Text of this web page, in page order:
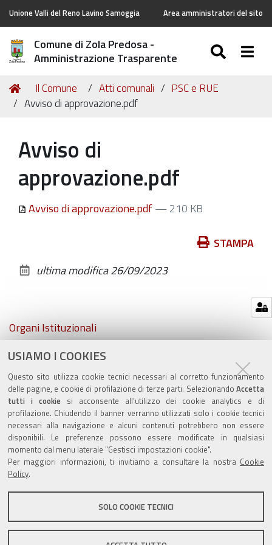
USIAMO I COOKIES
Questo sito utilizza cookie tecnici necessari al corretto funzionamento
delle pagine, e cookie di profilazione di terze parti. Selezionando Accetta
tutti i cookiesi acconsente all’utilizzo dei cookie analytics e di
profilazione. Chiudendo il banner verranno utilizzati solo i cookie tecnici
necessari alla navigazione e alcuni contenuti potrebbero non essere
disponibili. Le preferenze possono essere modificate in qualsiasi
momento dal menu laterale "Gestisci impostazioni cookie".
Per maggiori informazioni, ti invitiamo a consultare la nostra Cookie
Policy.
SOLO COOKIE TECNICI
Unione Valli del Reno Lavino Samoggia Area amministratori del sito
Comune di Zola Predosa -
Amministrazione Trasparente
Tu
sei
Home
Il Comune Atti comunali
PSC e RUE
Avviso di approvazione.pdf
Avviso di
approvazione.pdf
Avviso di approvazione.pdf— 210 KB
documento
STAMPA
ultima modifica26/09/2023
Navigazione
Organi Istituzionali
Atti comunali
PSC e RUE
Valuta questo sito
Sito istituzionale Comune di Zola Predosa